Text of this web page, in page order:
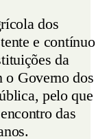
dos
e contínuo
da
o Governo dos
pelo que
das